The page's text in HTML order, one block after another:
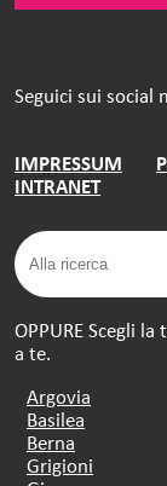
Seguici sui social
IMPRESSUM
INTRANET
OPPURE Scegli
a te.
Argovia
Basilea
Berna
Grigioni